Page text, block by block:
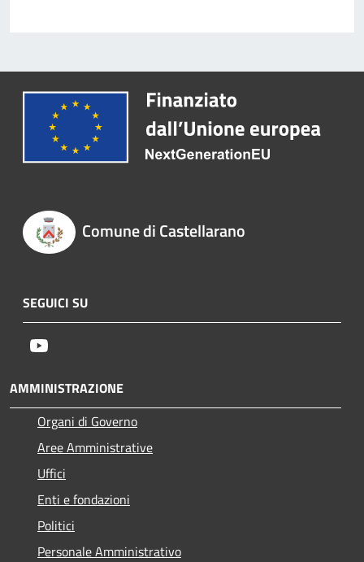
Comune di Castellarano
SEGUICI SU
AMMINISTRAZIONE
Organi di Governo
Aree Amministrative
Uffici
Enti e fondazioni
Politici
Personale Amministrativo